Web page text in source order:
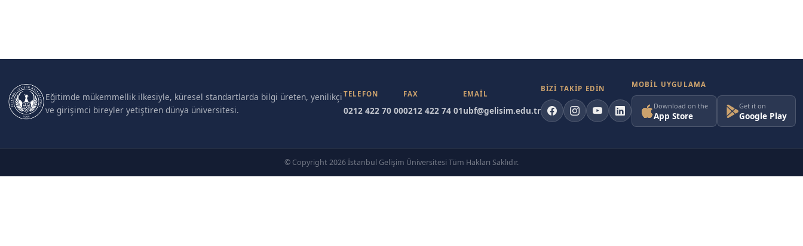
Eğitimde mükemmellik ilkesiyle, küresel standartlarda bilgi üreten, yenilikçi
ve girişimci bireyler yetiştiren dünya üniversitesi.
TELEFON
0212 422 70 00
FAX
0212 422 74 01
EMAIL
ubf@gelisim.edu.tr
BİZİ TAKİP EDİN MOBIL UYGULAMA
Download on the
App Store
Get it on
Google Play
© Copyright 2026 İstanbul Gelişim Üniversitesi Tüm Hakları Saklıdır.